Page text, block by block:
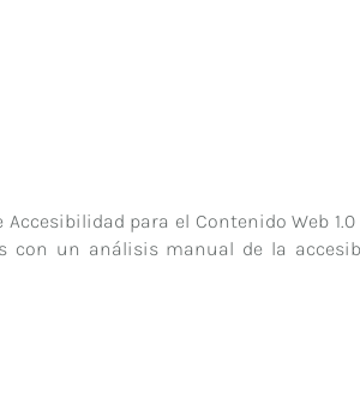
para el Contenido Web
un análisis manual de la